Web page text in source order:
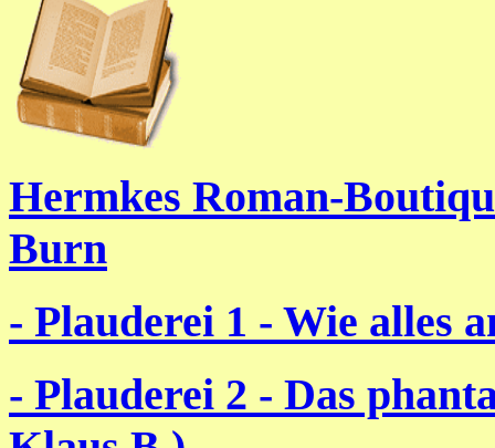
Hermkes Roman-
Burn
- Plauderei 1 - Wie alles
- Plauderei 2 - Das